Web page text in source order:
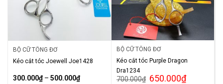
BỘ CỮ TÔNG ĐƠ
Kéo cắt tóc Joewell Joe1428
300.000₫– 500.000₫
BỘ CỮ TÔNG ĐƠ
Kéo cắt tóc Purple Dragon
Dra1234
700.000₫ 650.000₫